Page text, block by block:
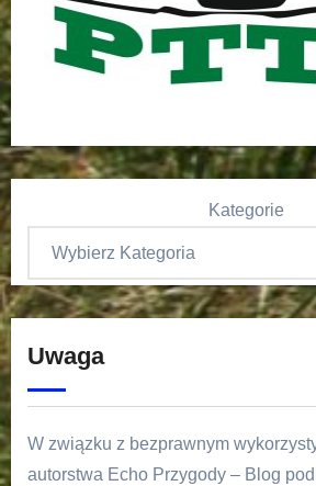
Kategorie
Uwaga
W związku z bezprawnym
autorstwa Echo Przygody – Blog